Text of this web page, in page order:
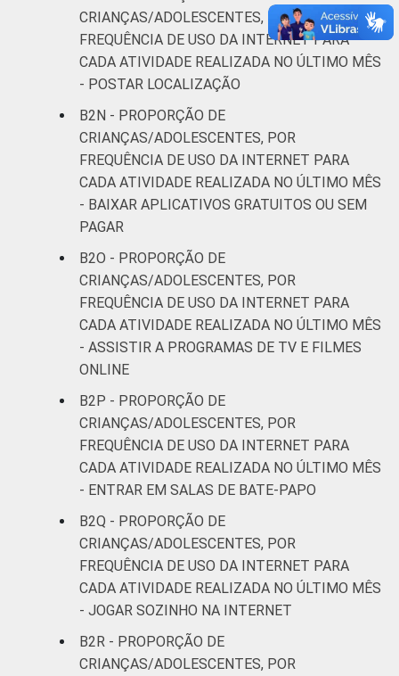
CRIANÇAS/ADOLESCENTES, POR
FREQUÊNCIA DE USO DA INTERNET PARA
CADA ATIVIDADE REALIZADA NO ÚLTIMO MÊS
- POSTAR LOCALIZAÇÃO
B2N - PROPORÇÃO DE
CRIANÇAS/ADOLESCENTES, POR
FREQUÊNCIA DE USO DA INTERNET PARA
CADA ATIVIDADE REALIZADA NO ÚLTIMO MÊS
- BAIXAR APLICATIVOS GRATUITOS OU SEM
PAGAR
B2O - PROPORÇÃO DE
CRIANÇAS/ADOLESCENTES, POR
FREQUÊNCIA DE USO DA INTERNET PARA
CADA ATIVIDADE REALIZADA NO ÚLTIMO MÊS
- ASSISTIR A PROGRAMAS DE TV E FILMES
ONLINE
B2P - PROPORÇÃO DE
CRIANÇAS/ADOLESCENTES, POR
FREQUÊNCIA DE USO DA INTERNET PARA
CADA ATIVIDADE REALIZADA NO ÚLTIMO MÊS
- ENTRAR EM SALAS DE BATE-PAPO
B2Q - PROPORÇÃO DE
CRIANÇAS/ADOLESCENTES, POR
FREQUÊNCIA DE USO DA INTERNET PARA
CADA ATIVIDADE REALIZADA NO ÚLTIMO MÊS
- JOGAR SOZINHO NA INTERNET
B2R - PROPORÇÃO DE
CRIANÇAS/ADOLESCENTES, POR